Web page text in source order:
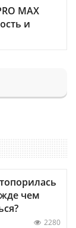
MAX
и
чем
2280